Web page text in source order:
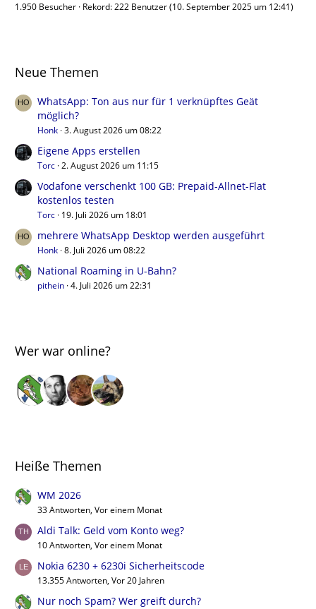
1.950 Besucher Rekord: 222 Benutzer (10. September 2025 um 12:41)
Neue Themen
WhatsApp: Ton aus nur für 1 verknüpftes Geät
möglich?
Honk 3. August 2026 um 08:22
Eigene Apps erstellen
Torc 2. August 2026 um 11:15
Vodafone verschenkt 100 GB: Prepaid-Allnet-Flat
kostenlos testen
Torc 19. Juli 2026 um 18:01
mehrere WhatsApp Desktop werden ausgeführt
Honk 8. Juli 2026 um 08:22
National Roaming in U-Bahn?
pithein 4. Juli 2026 um 22:31
Wer war online?
Heiße Themen
WM 2026
33 Antworten, Vor einem Monat
Aldi Talk: Geld vom Konto weg?
10 Antworten, Vor einem Monat
Nokia 6230 + 6230i Sicherheitscode
13.355 Antworten, Vor 20 Jahren
Nur noch Spam? Wer greift durch?